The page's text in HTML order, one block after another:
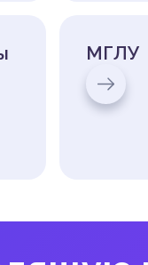
МГЛУ